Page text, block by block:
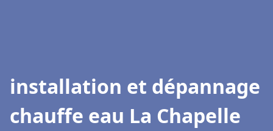
installation et dépannage
chauffe eau La Chapelle